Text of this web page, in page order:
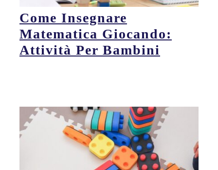
Come Insegnare
Matematica Giocando:
Attività Per Bambini